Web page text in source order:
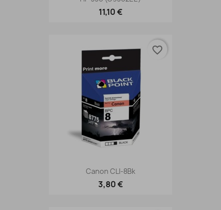
11,10 €
Canon CLI-8Bk
3,80 €
favorite_border